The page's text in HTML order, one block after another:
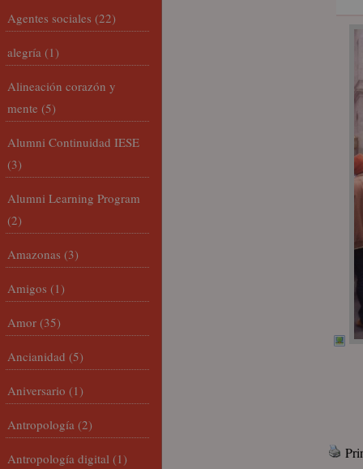
Agentes sociales (22)
alegría (1)
Alineación corazón y
mente (5)
Alumni Continuidad IESE
(3)
Alumni Learning Program
(2)
Amazonas (3)
Amigos (1)
Amor (35)
Ancianidad (5)
Aniversario (1)
Antropología (2)
Antropología digital (1)